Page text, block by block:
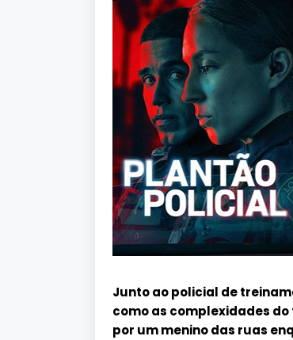
Junto ao policial de
como as complexidades
por um menino das ruas